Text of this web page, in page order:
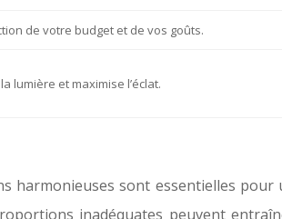
de votre budget et de vos goûts.
lumière et maximise l’éclat.
harmonieuses sont essentielles pour
inadéquates peuvent